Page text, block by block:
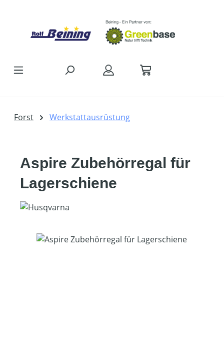
Forst Werkstattausrüstung
Aspire Zubehörregal für
Lagerschiene
Bildergalerie überspringen